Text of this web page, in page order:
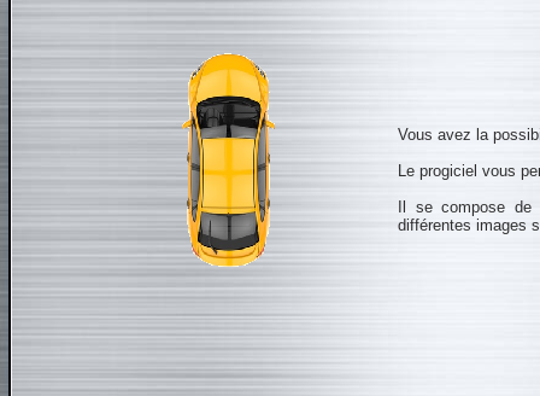
Vous avez la
Le progiciel vous
Il se compose
différentes images